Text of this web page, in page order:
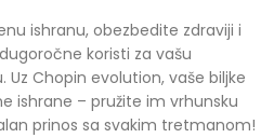
ishranu, obezbedite zdraviji i
koristi za vašu
Uz Chopin evolution, vaše biljke
ishrane – pružite im vrhunsku
prinos sa svakim tretmanom!